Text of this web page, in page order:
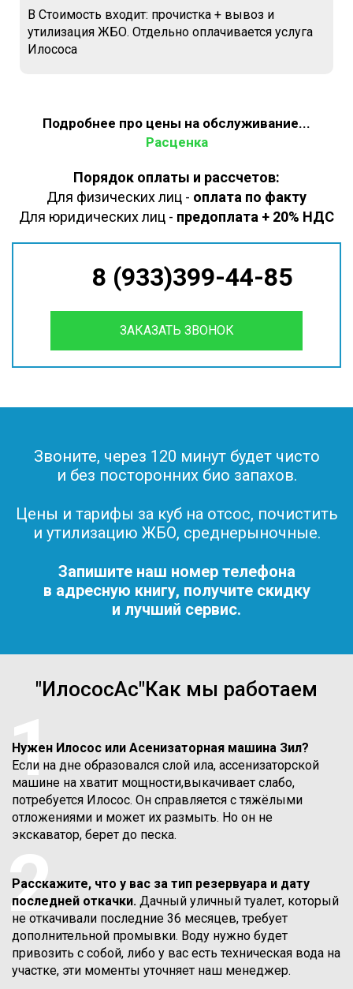
В Стоимость входит: прочистка + вывоз и
утилизация ЖБО. Отдельно оплачивается услуга
Илососа
Подробнее про цены на обслуживание...
Расценка
Порядок оплаты и рассчетов:
Для физических лиц - оплата по факту
Для юридических лиц - предоплата + 20% НДС
8 (933)399-44-85
ЗАКАЗАТЬ ЗВОНОК
Звоните, через 120 минут будет чисто
и без посторонних био запахов.
Цены и тарифы за куб на отсос, почистить
и утилизацию ЖБО, среднерыночные.
Запишите наш номер телефона
в адресную книгу, получите скидку
и лучший сервис.
"ИлососАс"Как мы работаем
1
Нужен Илосос или Асенизаторная машина Зил?
Если на дне образовался слой ила, ассенизаторской
машине на хватит мощности,выкачивает слабо,
потребуется Илосос. Он справляется с тяжёлыми
отложениями и может их размыть. Но он не
экскаватор, берет до песка.
2
Расскажите, что у вас за тип резервуара и дату
последней откачки. Дачный уличный туалет, который
не откачивали последние 36 месяцев, требует
дополнительной промывки. Воду нужно будет
привозить с собой, либо у вас есть техническая вода на
участке, эти моменты уточняет наш менеджер.